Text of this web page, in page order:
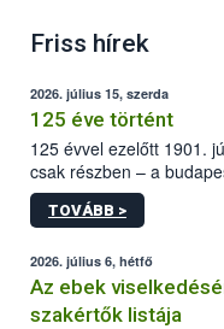
Friss hírek
2026. július 15, szerda
125 éve történt
125 évvel ezelőtt 1901.
csak részben – a
állomás a Kis Rókus
tervezett új épületébe.
TOVÁBB >
2026. július 6, hétfő
Az ebek
szakértők listája